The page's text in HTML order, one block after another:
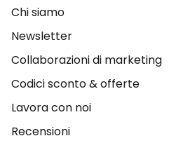
Chi siamo
Newsletter
Collaborazioni di marketing
Codici sconto & offerte
Lavora con noi
Recensioni